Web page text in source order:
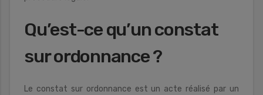
Qu’est-ce qu’un constat
sur ordonnance ?
Le constat sur ordonnance est un acte réalisé par un